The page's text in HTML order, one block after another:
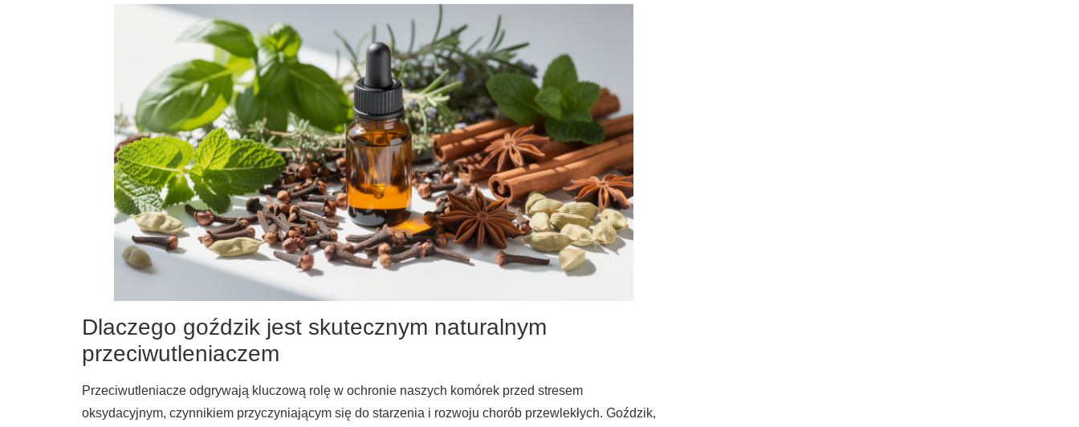
Dlaczego goździk jest skutecznym naturalnym
przeciwutleniaczem
Przeciwutleniacze odgrywają kluczową rolę w ochronie naszych komórek przed stresem
oksydacyjnym, czynnikiem przyczyniającym się do starzenia i rozwoju chorób przewlekłych. Goździk,